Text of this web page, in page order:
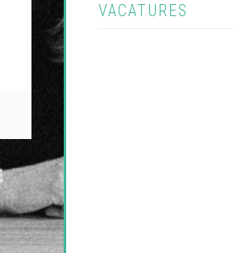
VACATURES